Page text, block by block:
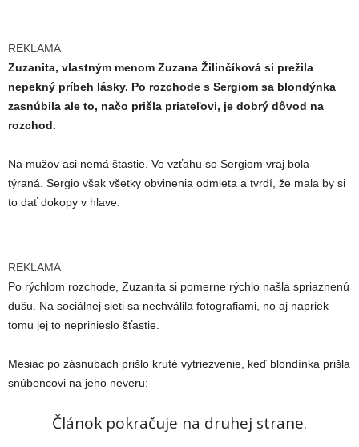
REKLAMA
Zuzanita, vlastným menom Zuzana Žilinčíková si prežila
nepekný príbeh lásky. Po rozchode s Sergiom sa blondýnka
zasnúbila ale to, načo prišla priateľovi, je dobrý dôvod na
rozchod.
Na mužov asi nemá štastie. Vo vzťahu so Sergiom vraj bola
týraná. Sergio však všetky obvinenia odmieta a tvrdí, že mala by si
to dať dokopy v hlave.
REKLAMA
Po rýchlom rozchode, Zuzanita si pomerne rýchlo našla spriaznenú
dušu. Na sociálnej sieti sa nechválila fotografiami, no aj napriek
tomu jej to neprinieslo šťastie.
Mesiac po zásnubách prišlo kruté vytriezvenie, keď blondínka prišla
snúbencovi na jeho neveru:
Článok pokračuje na druhej strane.